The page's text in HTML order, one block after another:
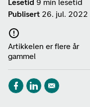
Lesetid 9 min lesetid
Publisert 26. jul. 2022
Artikkelen er flere år
gammel